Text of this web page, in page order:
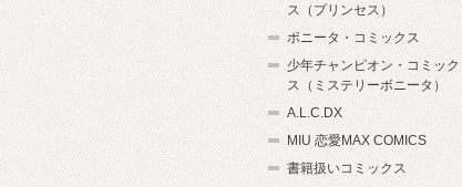
ス（プリンセス）
ボニータ・コミックス
少年チャンピオン・コミック
ス（ミステリーボニータ）
A.L.C.DX
MIU 恋愛MAX COMICS
書籍扱いコミックス